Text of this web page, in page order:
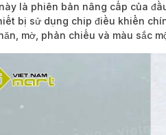
là phiên bản nâng cấp của
bị sử dụng chip điều khiển
mờ, phản chiếu và màu sắc